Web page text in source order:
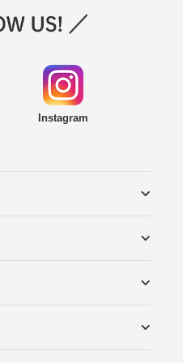
Instagram